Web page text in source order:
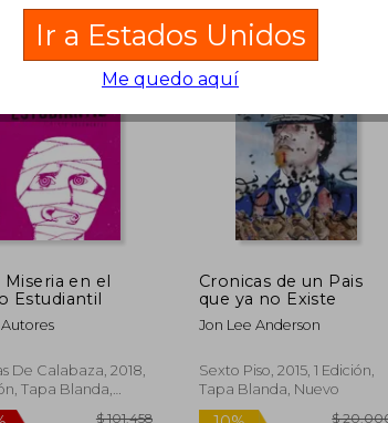
40%
dcto.
Miseria en el
Estudiantil
De Calabaza, 2018,
Tapa Blanda,
Cronicas de un Pais
que ya no Existe
Jon Lee Anderson
Sexto Piso, 2015, 1 Edición,
Tapa Blanda, Nuevo
Ir a Estados Unidos
Me quedo aquí